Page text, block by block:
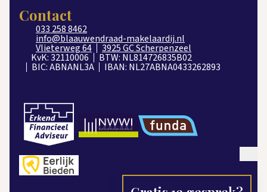
Contact
033 258 8462
info@blaauwendraad-makelaardij.nl
Vlieterweg 64 3925 GC Scherpenzeel
KvK: 32110006 BTW: NL814726835B02
BIC: ABNANL3A IBAN: NL27ABNA0433262893